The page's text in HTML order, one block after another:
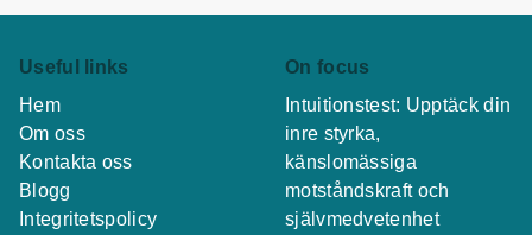
Useful links
Hem
Om oss
Kontakta oss
Blogg
Integritetspolicy
On focus
Intuitionstest: Upptäck din
inre styrka,
känslomässiga
motståndskraft och
självmedvetenhet